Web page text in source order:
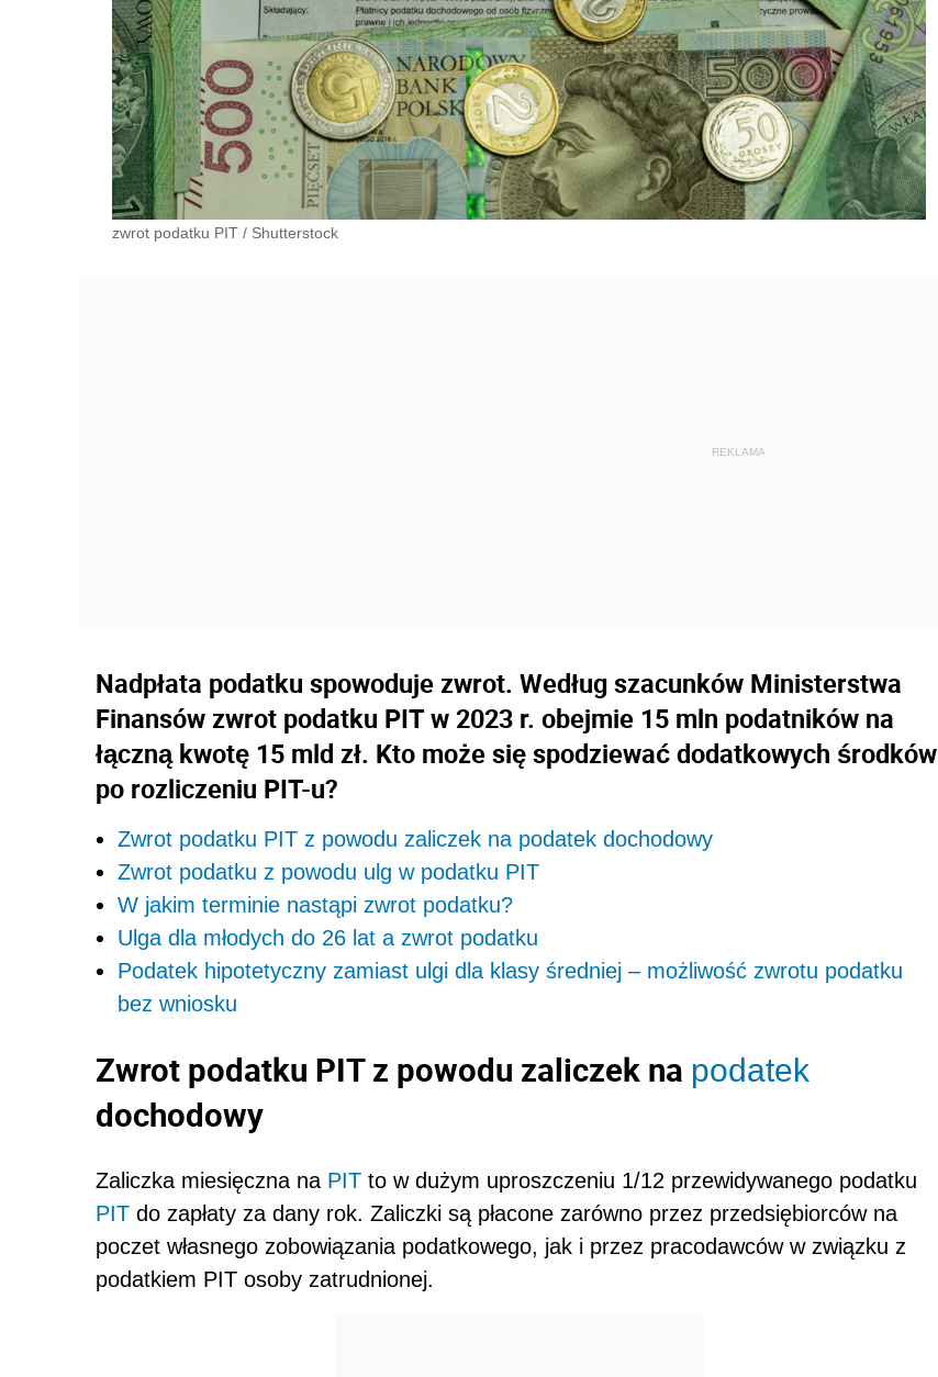
zwrot podatku PIT / Shutterstock
Nadpłata podatku spowoduje zwrot. Według szacunków Ministerstwa
Finansów zwrot podatku PIT w 2023 r. obejmie 15 mln podatników na
łączną kwotę 15 mld zł. Kto może się spodziewać dodatkowych środków
po rozliczeniu PIT-u?
Zwrot podatku PIT z powodu zaliczek na podatek dochodowy
Zwrot podatku z powodu ulg w podatku PIT
W jakim terminie nastąpi zwrot podatku?
Ulga dla młodych do 26 lat a zwrot podatku
Podatek hipotetyczny zamiast ulgi dla klasy średniej – możliwość zwrotu podatku
bez wniosku
Zwrot podatku PIT z powodu zaliczek na podatek
dochodowy
Zaliczka miesięczna na PIT to w dużym uproszczeniu 1/12 przewidywanego podatku
PIT do zapłaty za dany rok. Zaliczki są płacone zarówno przez przedsiębiorców na
poczet własnego zobowiązania podatkowego, jak i przez pracodawców w związku z
podatkiem PIT osoby zatrudnionej.